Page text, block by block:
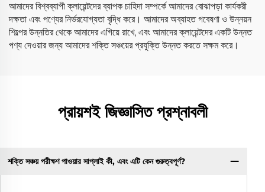
আমাদের বিশ্বব্যাপী ক্লায়েন্টদের ব্যাপক চাহিদা সম্পর্কে আমাদের বোঝাপড়া কার্যকরী
দক্ষতা এবং পণ্যের নির্ভরযোগ্যতা বৃদ্ধি করে। আমাদের অব্যাহত গবেষণা ও উন্নয়ন
শিল্পের উন্নতির থেকে আমাদের এগিয়ে রাখে, এবং আমাদের ক্লায়েন্টদের একটি উন্নত
পণ্য দেওয়ার জন্য আমাদের শক্তি সঞ্চয়ের প্রযুক্তি উন্নত করতে সক্ষম করে।
প্রায়শই জিজ্ঞাসিত প্রশ্নাবলী
শক্তি সঞ্চয় পরীক্ষণ পাওয়ার সাপ্লাই কী, এবং এটি কেন গুরুত্বপূর্ণ?